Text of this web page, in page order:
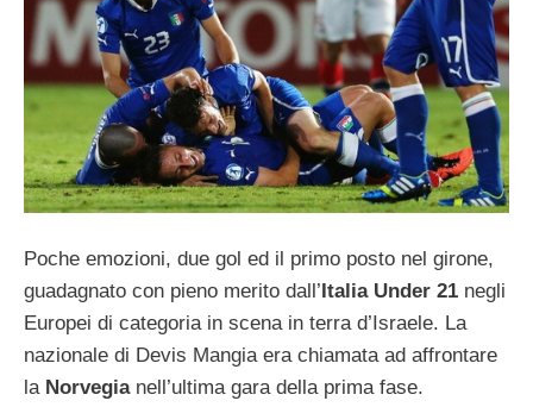
Poche emozioni, due gol ed il primo posto nel girone,
guadagnato con pieno merito dall’Italia Under 21 negli
Europei di categoria in scena in terra d’Israele. La
nazionale di Devis Mangia era chiamata ad affrontare
la Norvegianell’ultima gara della prima fase.